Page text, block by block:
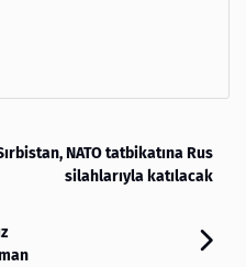
NATO tatbikatına Rus
silahlarıyla katılacak